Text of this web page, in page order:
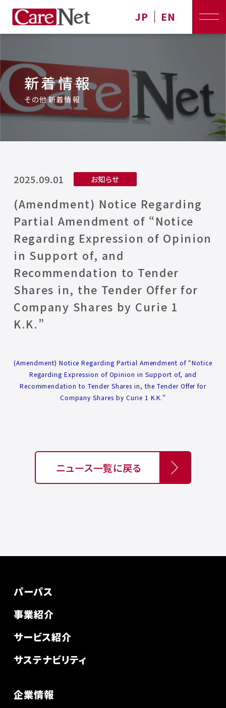
JP EN
新着情報
その他新着情報
2025.09.01 お知らせ
(Amendment) Notice Regarding
Partial Amendment of “Notice
Regarding Expression of Opinion
in Support of, and
Recommendation to Tender
Shares in, the Tender Offer for
Company Shares by Curie 1
K.K.”
(Amendment) Notice Regarding Partial Amendment of “Notice
Regarding Expression of Opinion in Support of, and
Recommendation to Tender Shares in, the Tender Offer for
Company Shares by Curie 1 K.K.”
ニュース一覧に戻る
パーパス
事業紹介
サービス紹介
サステナビリティ
企業情報